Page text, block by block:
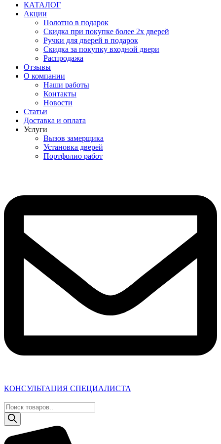
КАТАЛОГ
Акции
Полотно в подарок
Скидка при покупке более 2х дверей
Ручки для дверей в подарок
Скидка за покупку входной двери
Распродажа
Отзывы
О компании
Наши работы
Контакты
Новости
Статьи
Доставка и оплата
Услуги
Вызов замерщика
Установка дверей
Портфолио работ
КОНСУЛЬТАЦИЯ СПЕЦИАЛИСТА
Поиск
товаров